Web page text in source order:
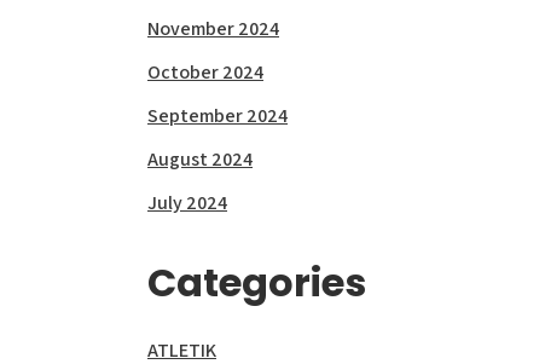
November 2024
October 2024
September 2024
August 2024
July 2024
Categories
ATLETIK